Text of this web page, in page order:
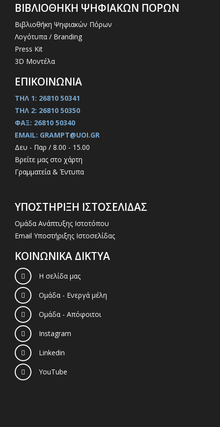
ΒΙΒΛΙΟΘΗΚΗ ΨΗΦΙΑΚΩΝ ΠΟΡΩΝ
Βιβλιοθήκη Ψηφιακών Πόρων
Λογότυπα / Branding
Press Kit
3D Μοντέλα
ΕΠΙΚΟΙΝΩΝΙΑ
ΤΗΛ 1: 26810 50341
ΤΗΛ 2: 26810 50350
ΦΑΞ: 26810 50340
EMAIL: GRAMPT@UOI.GR
Δευ - Παρ / 8.00 - 15.00
Βρείτε μας στο χάρτη
Γραμματεία & Έντυπα
ΥΠΟΣΤΗΡΙΞΗ ΙΣΤΟΣΕΛΙΔΑΣ
Ομάδα Ανάπτυξης Ιστοτόπου
Email Υποστήριξης Ιστοσελίδας
ΚΟΙΝΩΝΙΚΑ ΔΙΚΤΥΑ
Η σελίδα μας
Ομάδα - Ενεργά μέλη
Ομάδα - Απόφοιτοι
Instagram
Linkedin
YouTube